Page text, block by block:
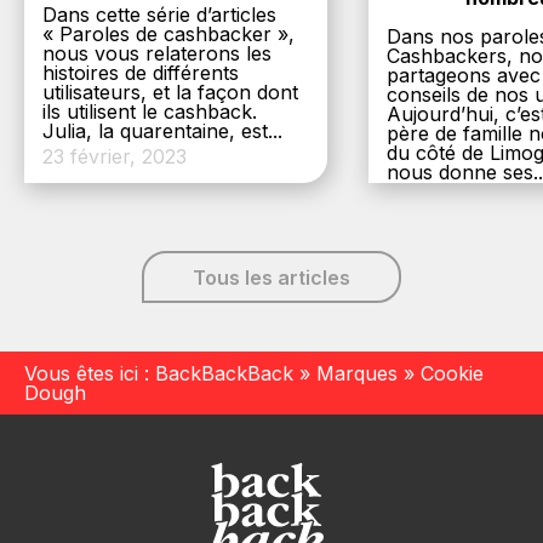
Dans cette série d’articles
« Paroles de cashbacker »,
nous vous relaterons les
histoires de différents
utilisateurs, et la façon dont
ils utilisent le cashback.
Julia, la quarentaine, est...
23 février, 2023
Dans nos
Cashbackers,
partageons
conseils de nos
Aujourd’hui,
père de famille
du côté de
nous donne
Tous les articles
Vous êtes ici : BackBackBack » Marques » Cookie
Dough